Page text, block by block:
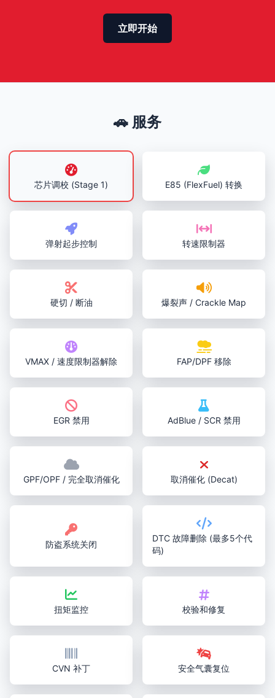
立即开始
🚗 服务
芯片调校 (Stage 1) E85 (FlexFuel) 转换
弹射起步控制 转速限制器
硬切 / 断油 爆裂声 / Crackle Map
VMAX / 速度限制器解除 FAP/DPF 移除
EGR 禁用 AdBlue / SCR 禁用
GPF/OPF / 完全取消催化 取消催化 (Decat)
防盗系统关闭
DTC 故障删除 (最多5个代
码)
扭矩监控 校验和修复
CVN 补丁 安全气囊复位